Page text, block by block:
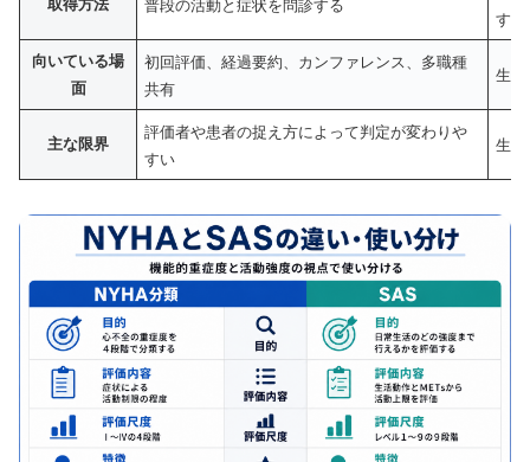
普段の活動と症状を問診する
する
向いている場
面
初回評価、経過要約、カンファレンス、多職種
共有
生
主な限界
評価者や患者の捉え方によって判定が変わりや
すい
生